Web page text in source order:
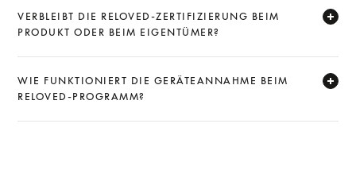
VERBLEIBT DIE RELOVED-ZERTIFIZIERUNG BEIM
PRODUKT ODER BEIM EIGENTÜMER?
WIE FUNKTIONIERT DIE GERÄTEANNAHME BEIM
RELOVED-PROGRAMM?